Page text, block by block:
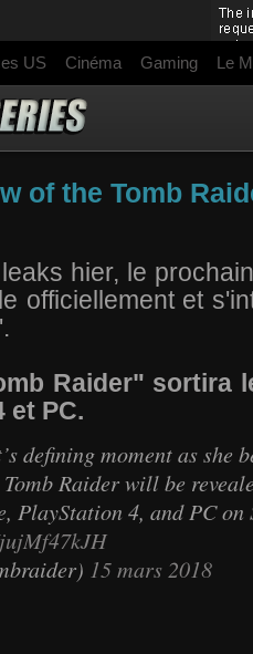
US Cinéma Gaming Le
of the Tomb
hier, le
officiellement et
Raider" sortira
et PC.
defining moment as she
Raider will be
PlayStation 4, and PC on
15 mars 2018